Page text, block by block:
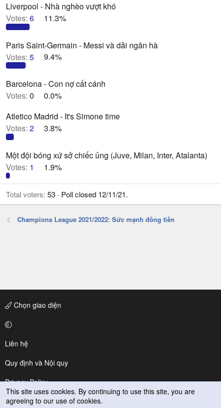
Liverpool - Nhà nghèo vượt khó
Votes: 6 11.3%
Paris Saint-Germain - Messi và dải ngân hà
Votes: 5 9.4%
Barcelona - Con nợ cất cánh
Votes: 0
0.0%
Atletico Madrid - It's Simone time
Votes: 2 3.8%
Một đội bóng xứ sở chiếc ủng (Juve, Milan, Inter, Atalanta)
Votes: 1 1.9%
Total voters 53 Poll closed 12/11/21.
Champions League 2021/2022: Sức mạnh đồng tiền
Chọn giao diện
Liên hệ
Quy định và Nội quy
Privacy Policy
Trợ giúp
This site uses cookies. By continuing to use this site, you are
agreeing to our use of cookies.